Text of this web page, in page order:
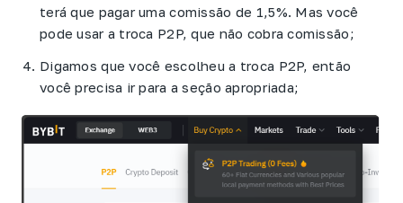
terá que pagar uma comissão de 1,5%. Mas você
pode usar a troca P2P, que não cobra comissão;
Digamos que você escolheu a troca P2P, então
você precisa ir para a seção apropriada;